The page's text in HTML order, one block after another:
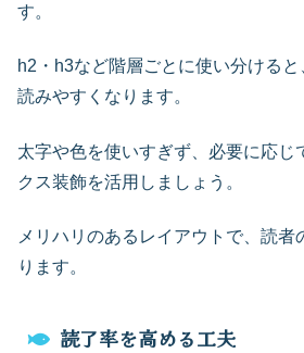
す。
h2・h3など階層ごとに使い分ける
読みやすくなります。
太字や色を使いすぎず、必要に応じ
クス装飾を活用しましょう。
メリハリのあるレイアウトで、読者
ります。
読了率を高める工夫